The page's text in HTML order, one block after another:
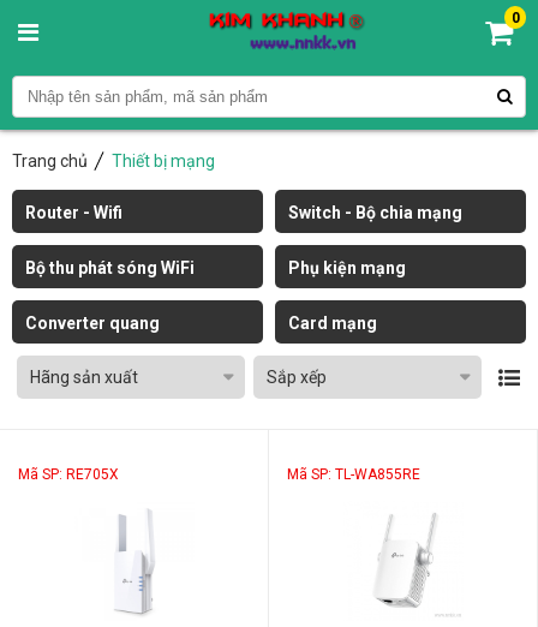
0
Trang chủ Thiết bị mạng
Router - Wifi Switch - Bộ chia mạng
Bộ thu phát sóng WiFi Phụ kiện mạng
Converter quang Card mạng
Hãng sản xuất Sắp xếp
Mã SP: RE705X Mã SP: TL-WA855RE